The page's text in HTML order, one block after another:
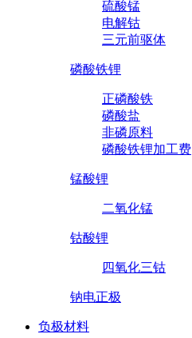
硫酸锰
电解钴
三元前驱体
磷酸铁锂
正磷酸铁
磷酸盐
非磷原料
磷酸铁锂加工费
锰酸锂
二氧化锰
钴酸锂
四氧化三钴
钠电正极
负极材料